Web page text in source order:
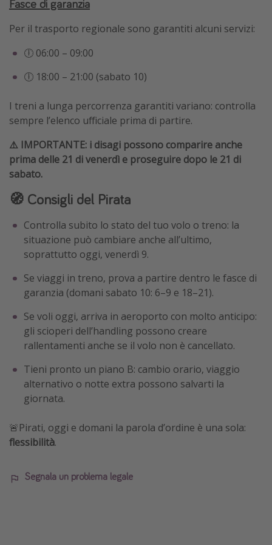
Fasce di garanzia
Per il trasporto regionale sono garantiti alcuni servizi:
🕕 06:00 – 09:00
🕕 18:00 – 21:00 (sabato 10)
I treni a lunga percorrenza garantiti variano: controlla
sempre l’elenco ufficiale prima di partire.
⚠️ IMPORTANTE: i disagi possono comparire anche
prima delle 21 di venerdì e proseguire dopo le 21 di
sabato.
🧭 Consigli del Pirata
Controlla subito lo stato del tuo volo o treno: la
situazione può cambiare anche all’ultimo,
soprattutto oggi, venerdì 9.
Se viaggi in treno, prova a partire dentro le fasce di
garanzia (domani sabato 10: 6–9 e 18–21).
Se voli oggi, arriva in aeroporto con molto anticipo:
gli scioperi dell’handling possono creare
rallentamenti anche se il volo non è cancellato.
Tieni pronto un piano B: cambio orario, viaggio
alternativo o notte extra possono salvarti la
giornata.
🚨Pirati, oggi e domani la parola d’ordine è una sola:
flessibilità.
Segnala un problema legale